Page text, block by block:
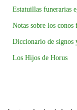
Estatuillas funerarias
Notas sobre los conos
Diccionario de signos
Los Hijos de Horus